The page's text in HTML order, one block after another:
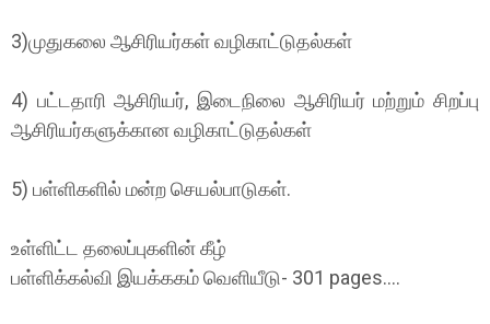
3)முதுகலை ஆசிரியர்கள் வழிகாட்டுதல்கள்
4) பட்டதாரி ஆசிரியர், இடைநிலை ஆசிரியர் மற்றும் சிறப்பு
ஆசிரியர்களுக்கான வழிகாட்டுதல்கள்
5) பள்ளிகளில் மன்ற செயல்பாடுகள்.
உள்ளிட்ட தலைப்புகளின் கீழ்
பள்ளிக்கல்வி இயக்ககம் வெளியீடு- 301 pages....